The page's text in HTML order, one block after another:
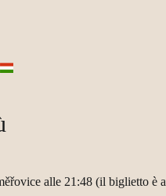
alle 21:48 (il biglietto è